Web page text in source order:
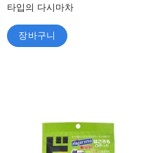
타입의 다시마차
장바구니